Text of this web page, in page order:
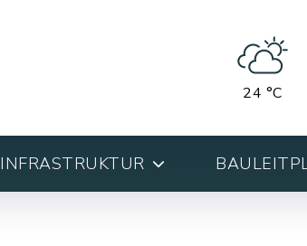
24 °C
INFRASTRUKTUR